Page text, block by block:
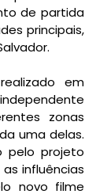
de partida
principais,
em
zonas
uma delas.
pelo projeto
influências
novo filme